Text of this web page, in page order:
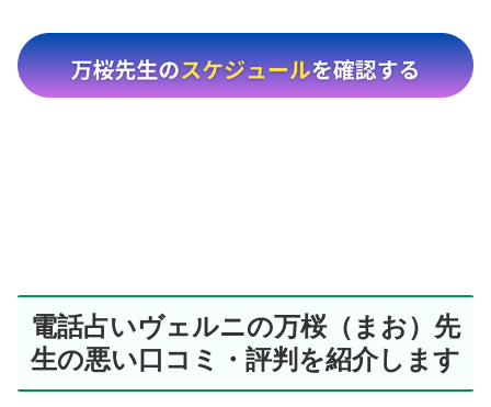
電話占いヴェルニの万桜（まお）先
生の悪い口コミ・評判を紹介します